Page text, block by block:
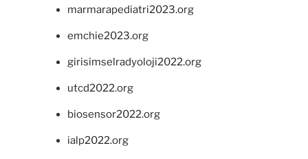
marmarapediatri2023.org
emchie2023.org
girisimselradyoloji2022.org
utcd2022.org
biosensor2022.org
ialp2022.org